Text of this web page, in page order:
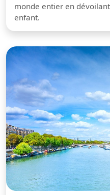
monde entier en
enfant.